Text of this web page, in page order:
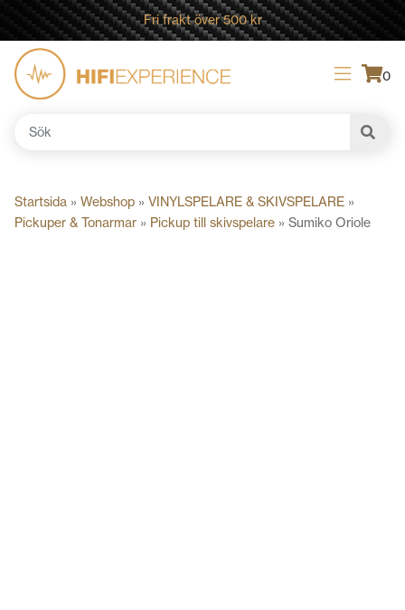
Fri frakt över 500 kr
0
Sök
Startsida » Webshop » VINYLSPELARE & SKIVSPELARE »
Pickuper & Tonarmar » Pickup till skivspelare » Sumiko Oriole